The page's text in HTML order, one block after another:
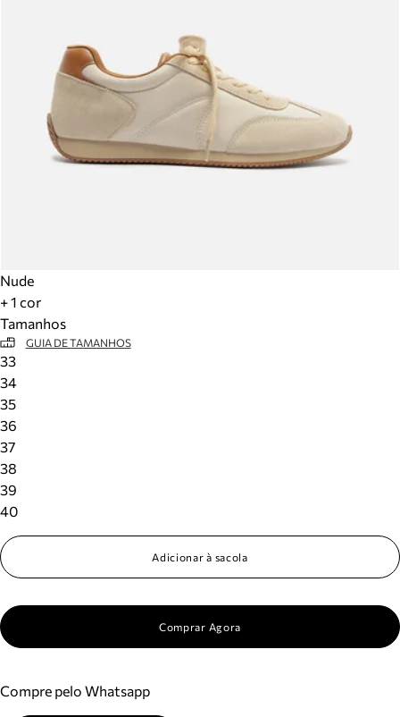
Nude
+ 1 cor
Tamanhos
GUIA DE TAMANHOS
33
34
35
36
37
38
39
40
Adicionar à sacola
Comprar Agora
Compre pelo Whatsapp